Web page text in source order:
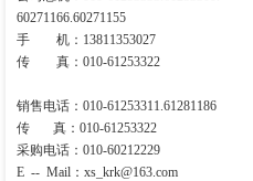
60271166.60271155
手 机：13811353027
传 真：010-61253322
销售电话：010-61253311.61281186
传 真：010-61253322
采购电话：010-60212229
E -- Mail ： xs_krk@163.com